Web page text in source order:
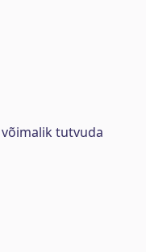
tutvuda